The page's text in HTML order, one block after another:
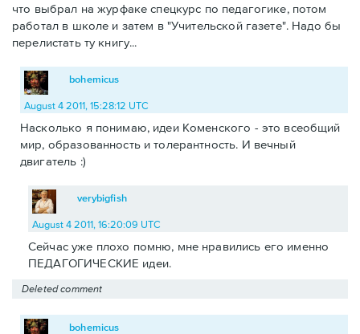
что выбрал на журфаке спецкурс по педагогике, потом
работал в школе и затем в "Учительской газете". Надо бы
перелистать ту книгу...
bohemicus
August 4 2011, 15:28:12 UTC
Насколько я понимаю, идеи Коменского - это всеобщий
мир, образованность и толерантность. И вечный
двигатель :)
verybigfish
August 4 2011, 16:20:09 UTC
Сейчас уже плохо помню, мне нравились его именно
ПЕДАГОГИЧЕСКИЕ идеи.
Deleted comment
bohemicus